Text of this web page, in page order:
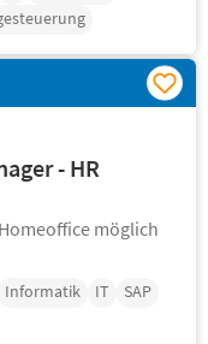
- HR
Homeoffice möglich
Informatik IT
SAP